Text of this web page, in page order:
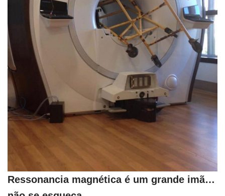
Ressonancia magnética é um grande imã…